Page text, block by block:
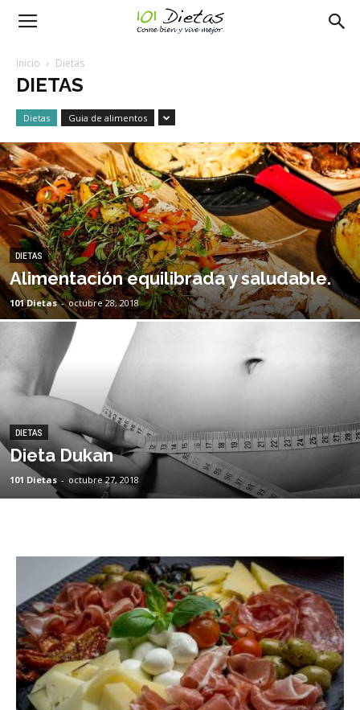
101
dietas
Inicio Dietas
DIETAS
Dietas Guia de alimentos
DIETAS
Alimentación equilibrada y saludable.
101 Dietas - octubre 28, 2018
DIETAS
Dieta Dukan
101 Dietas - octubre 27, 2018